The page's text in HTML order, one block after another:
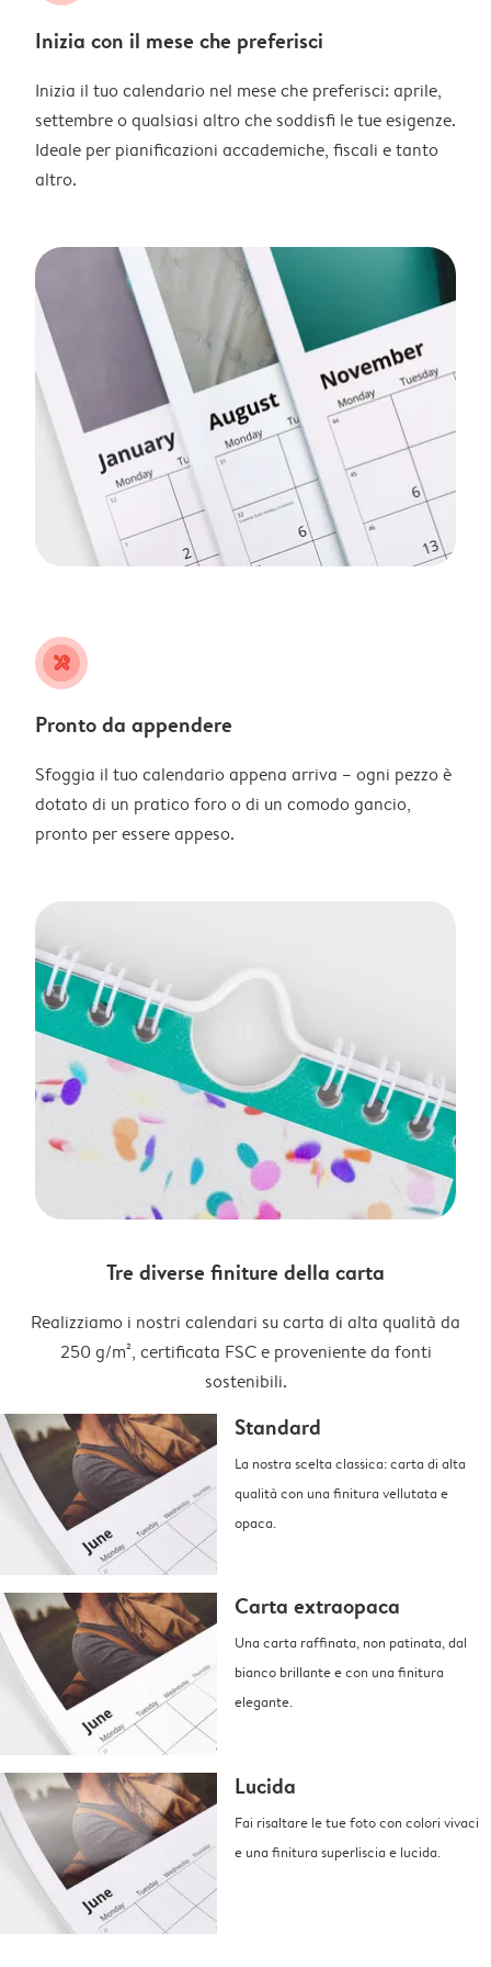
Inizia con il mese che preferisci
Inizia il tuo calendario nel mese che preferisci: aprile,
settembre o qualsiasi altro che soddisfi le tue esigenze.
Ideale per pianificazioni accademiche, fiscali e tanto
altro.
tools
Pronto da appendere
Sfoggia il tuo calendario appena arriva – ogni pezzo è
dotato di un pratico foro o di un comodo gancio,
pronto per essere appeso.
Tre diverse finiture della carta
Realizziamo i nostri calendari su carta di alta qualità da
250 g/m², certificata FSC e proveniente da fonti
sostenibili.
Standard
La nostra scelta classica: carta di alta
qualità con una finitura vellutata e
opaca.
Carta extraopaca
Una carta raffinata, non patinata, dal
bianco brillante e con una finitura
elegante.
Lucida
Fai risaltare le tue foto con colori vivaci
e una finitura superliscia e lucida.